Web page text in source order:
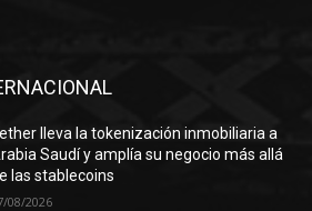
lleva la tokenización inmobiliaria a
Saudí y amplía su negocio más allá
las stablecoins
08/2026